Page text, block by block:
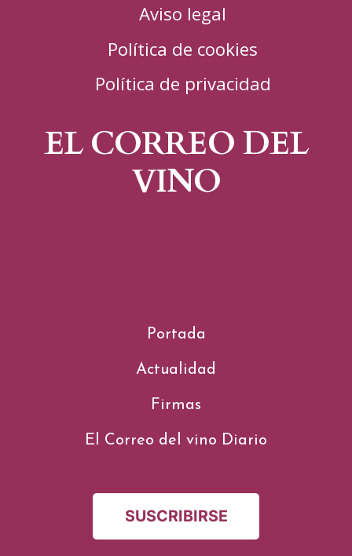
Aviso legal
Política de cookies
Política de privacidad
EL CORREO DEL
VINO
Portada
Actualidad
Firmas
El Correo del vino Diario
SUSCRIBIRSE